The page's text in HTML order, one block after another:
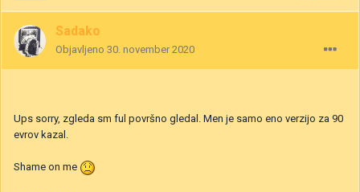
Sadako
Objavljeno 30. november 2020
Ups sorry, zgleda sm ful površno gledal. Men je samo eno verzijo za 90
evrov kazal.
Shame on me